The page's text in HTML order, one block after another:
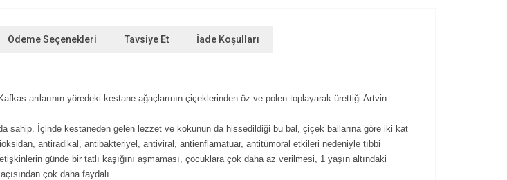
Ödeme Seçenekleri Tavsiye Et İade Koşulları
arılarının yöredeki kestane ağaçlarının çiçeklerinden öz ve polen toplayarak ürettiği Artvin
sahip. İçinde kestaneden gelen lezzet ve kokunun da hissedildiği bu bal, çiçek ballarına göre iki kat
antiradikal, antibakteriyel, antiviral, antienflamatuar, antitümoral etkileri nedeniyle tıbbi
günde bir tatlı kaşığını aşmaması, çocuklara çok daha az verilmesi, 1 yaşın altındaki
çok daha faydalı.